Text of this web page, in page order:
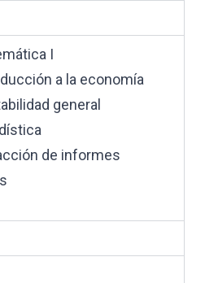
I
a la economía
general
de informes